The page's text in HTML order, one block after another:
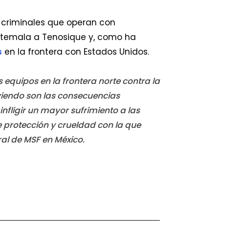
que operan con
a Tenosique y, como ha
en la frontera con Estados Unidos.
equipos en la frontera norte contra la
son las consecuencias
un mayor sufrimiento a las
y crueldad con la que
de MSF en México.